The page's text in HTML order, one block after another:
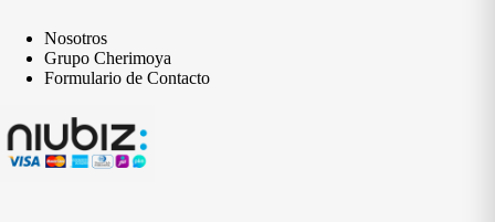
Nosotros
Grupo Cherimoya
Formulario de Contacto